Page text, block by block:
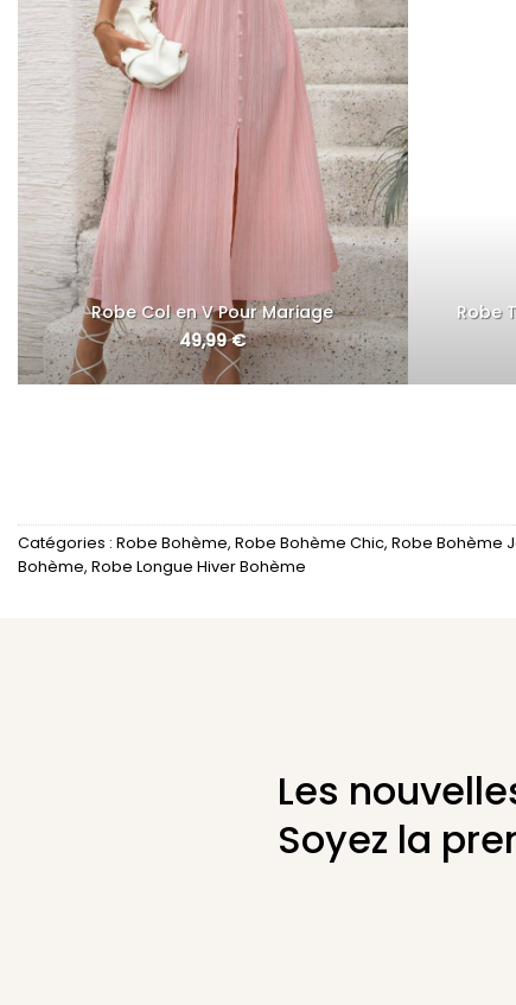
Robe Col en V Pour Mariage
49,99€
Robe
Catégories : Robe Bohème, Robe Bohème Chic, Robe Bohème
Bohème, Robe Longue Hiver Bohème
Les
Soyez la